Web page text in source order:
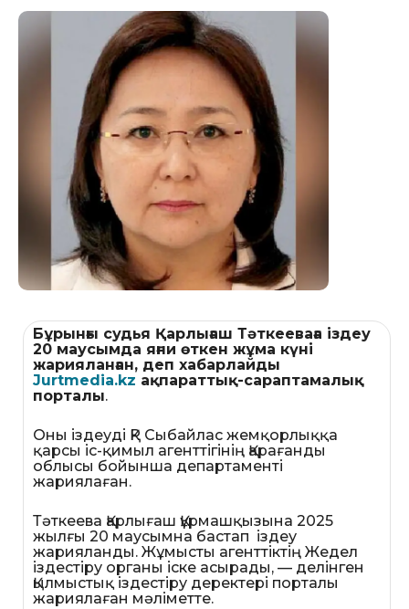
Бұрынғы судья Қарлығаш Тәткееваға іздеу
20 маусымда яғни өткен жұма күні
жарияланған, деп хабарлайды
Jurtmedia.kz ақпараттық-сараптамалық
порталы.
Оны іздеуді ҚР Сыбайлас жемқорлыққа
қарсы іс-қимыл агенттігінің Қарағанды ​​
облысы бойынша департаменті
жариялаған.
Тәткеева Қарлығаш Құрмашқызына 2025
жылғы 20 маусымна бастап іздеу
жарияланды. Жұмысты агенттіктің Жедел
іздестіру органы іске асырады, — делінген
Қылмыстық іздестіру деректері порталы
жариялаған мәліметте.